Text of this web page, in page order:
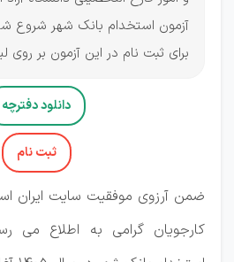
آزمون استخدام بانک شهر شروع
برای ثبت نام در این آزمون بر روی
دانلود دفترچه
ثبت نام
ضمن آرزوی موفقیت سایت ایران
کارجویان گرامی به اطلاع می